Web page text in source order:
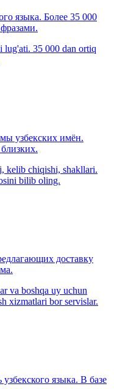
языка. Более 35 000
35 000 dan ortiq
узбекских имён.
kelib chiqishi, shakllari.
bilib oling.
доставку
va boshqa uy uchun
xizmatlari bor servislar.
языка. В базе